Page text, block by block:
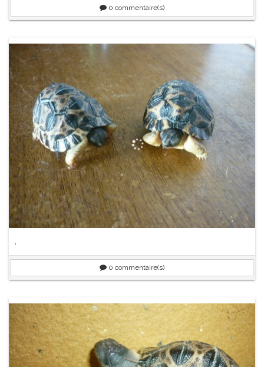
0 commentaire(s)
.
0 commentaire(s)